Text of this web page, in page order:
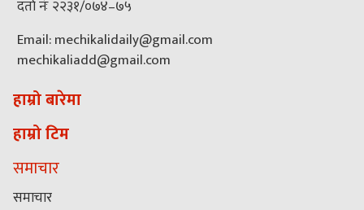
दर्ता नंः २२३१/०७४–७५
Email: mechikalidaily@gmail.com
mechikaliadd@gmail.com
हाम्रो बारेमा
हाम्रो टिम
समाचार
समाचार